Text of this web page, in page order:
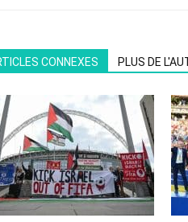
CONNEXES PLUS DE